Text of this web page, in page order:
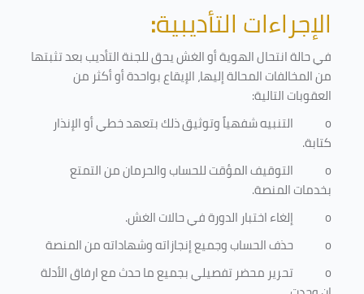
الإجراءات التأديبية:
في حالة انتحال الهوية أو الغش يحق للجنة التأديب بعد تثبتها
من المخالفات المحالة إليها، الإيقاع بواحدة أو أكثر من
العقوبات التالية:
o
التنبيه شفهياً وتوثيق ذلك بتعهد خطي أو الإنذار
كتابة.
o
التوقيف المؤقت للحساب والحرمان من التمتع
بخدمات المنصة.
o
إلغاء اختبار الدورة في حالات الغش.
o
حذف الحساب وجميع إنجازاته وشهاداته من المنصة
o
تحرير محضر تفصيلي بجميع ما حدث مع ارفاق الأدلة